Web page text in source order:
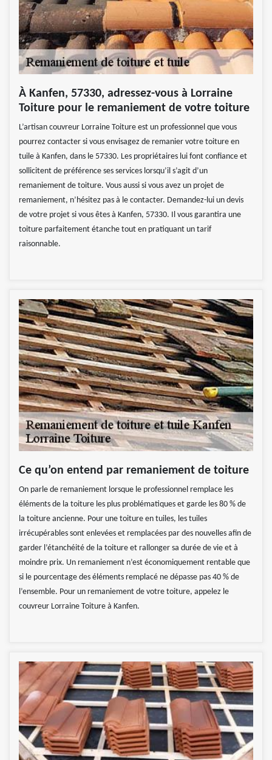
À Kanfen, 57330, adressez-vous à Lorraine
Toiture pour le remaniement de votre toiture
L’artisan couvreur Lorraine Toiture est un professionnel que vous
pourrez contacter si vous envisagez de remanier votre toiture en
tuile à Kanfen, dans le 57330. Les propriétaires lui font confiance et
sollicitent de préférence ses services lorsqu’il s’agit d’un
remaniement de toiture. Vous aussi si vous avez un projet de
remaniement, n’hésitez pas à le contacter. Demandez-lui un devis
de votre projet si vous êtes à Kanfen, 57330. Il vous garantira une
toiture parfaitement étanche tout en pratiquant un tarif
raisonnable.
Ce qu’on entend par remaniement de toiture
On parle de remaniement lorsque le professionnel remplace les
éléments de la toiture les plus problématiques et garde les 80 % de
la toiture ancienne. Pour une toiture en tuiles, les tuiles
irrécupérables sont enlevées et remplacées par des nouvelles afin de
garder l’étanchéité de la toiture et rallonger sa durée de vie et à
moindre prix. Un remaniement n’est économiquement rentable que
si le pourcentage des éléments remplacé ne dépasse pas 40 % de
l’ensemble. Pour un remaniement de votre toiture, appelez le
couvreur Lorraine Toiture à Kanfen.